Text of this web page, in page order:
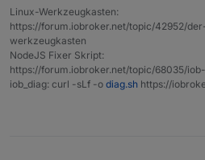
Linux-Werkzeugkasten:
https://forum.iobroker.net/topic/42952/
werkzeugkasten
NodeJS Fixer Skript:
https://forum.iobroker.net/topic/68035/
iob_diag: curl -sLf -o diag.sh https://